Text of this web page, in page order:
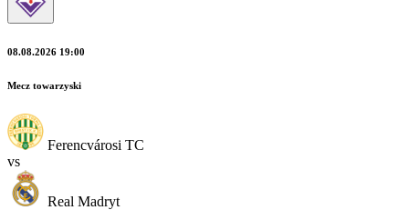
08.08.2026 19:00
Mecz towarzyski
Ferencvárosi TC
vs
Real Madryt